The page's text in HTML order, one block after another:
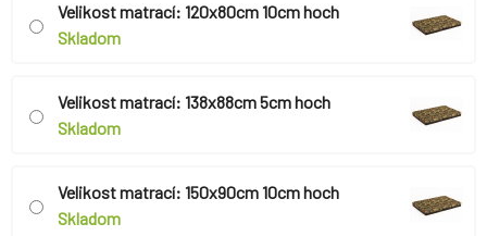
Velikost matrací: 120x80cm 10cm hoch
Skladom
Velikost matrací: 138x88cm 5cm hoch
Skladom
Velikost matrací: 150x90cm 10cm hoch
Skladom